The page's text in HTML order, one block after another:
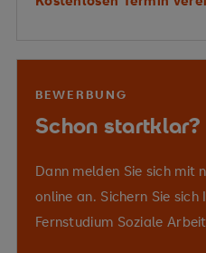
technische
algorithmische Modelle
Verzerrungen und
Vermittelte Kompetenzen
BEWERBUNG
Schon startklar?
Dann melden Sie sich mit
online an. Sichern Sie
Fernstudium Soziale